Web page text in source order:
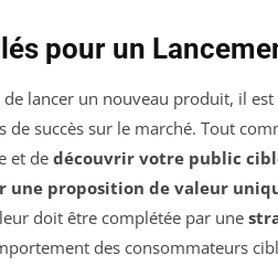
pour un
de lancer un nouveau produit, il
de succès sur le marché. Tout
et de découvrir votre public
une proposition de valeur
doit être complétée par une
des consommateurs